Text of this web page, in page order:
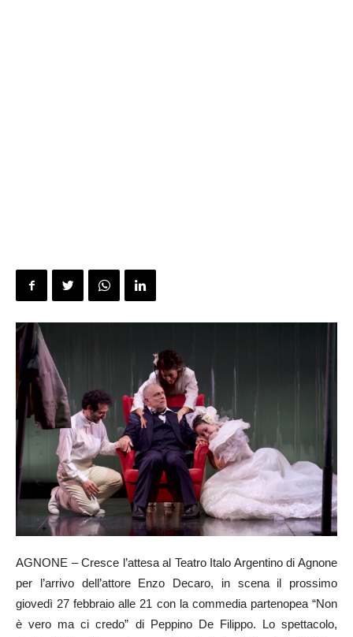
AGNONE – Cresce l’attesa al Teatro Italo Argentino di Agnone
per l’arrivo dell’attore Enzo Decaro, in scena il prossimo
giovedì 27 febbraio alle 21 con la commedia partenopea “Non
è vero ma ci credo” di Peppino De Filippo. Lo spettacolo,